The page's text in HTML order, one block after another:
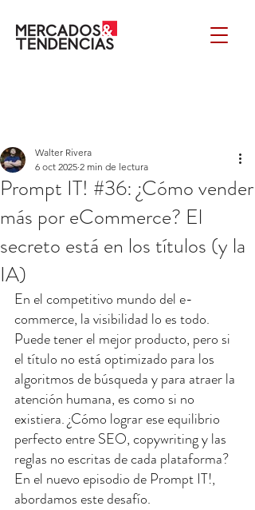
Prompt IT! #36: ¿Cómo vender
más por eCommerce? El
secreto está en los títulos (y la
IA)
Walter Rivera
6 oct 2025 2 min de lectura
En el competitivo mundo del e-
commerce, la visibilidad lo es todo.
Puede tener el mejor producto, pero si
el título no está optimizado para los
algoritmos de búsqueda y para atraer la
atención humana, es como si no
existiera. ¿Cómo lograr ese equilibrio
perfecto entre SEO, copywriting y las
reglas no escritas de cada plataforma?
En el nuevo episodio de Prompt IT!,
abordamos este desafío.